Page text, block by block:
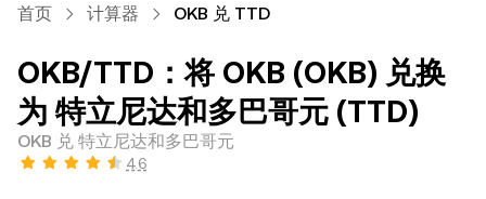
首页 计算器 OKB 兑 TTD
OKB/TTD：将 OKB (OKB) 兑换
为 特立尼达和多巴哥元 (TTD)
OKB 兑 特立尼达和多巴哥元
4.6